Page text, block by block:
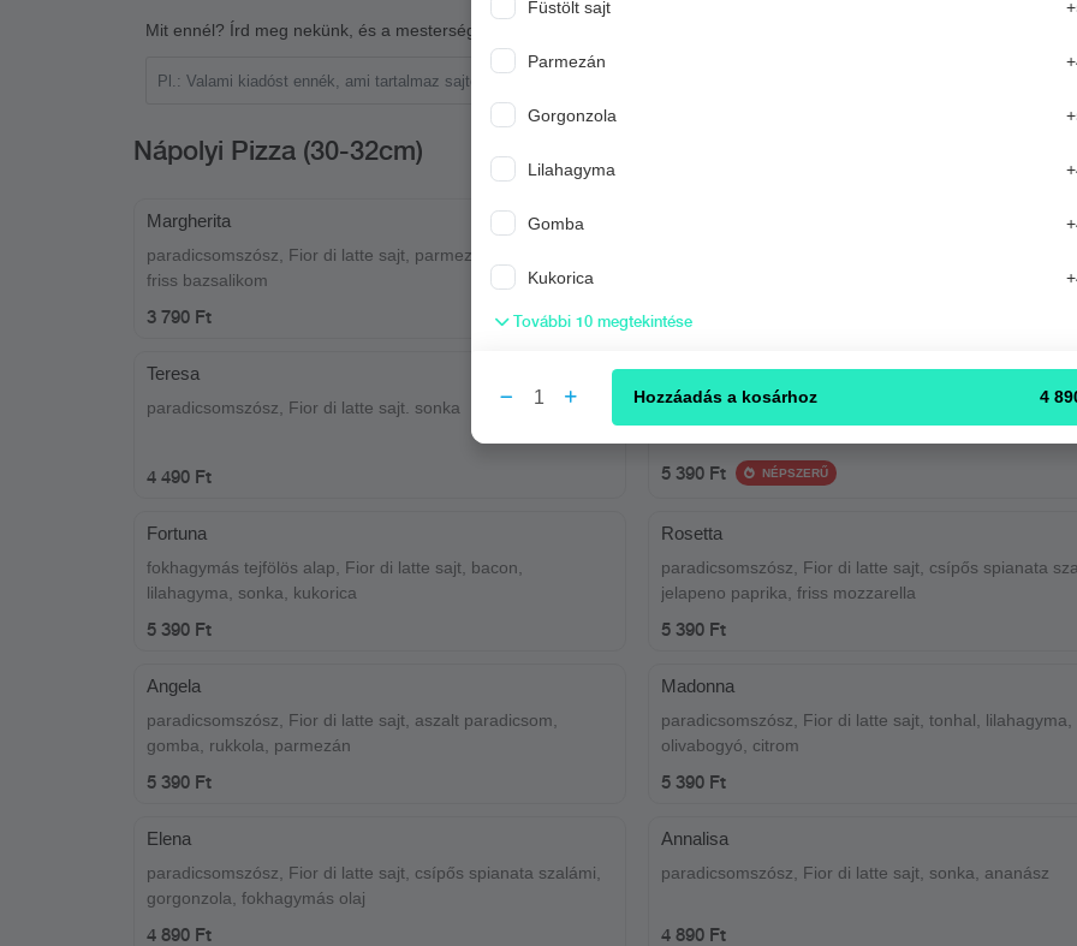
Mit ennél? Írd meg nekünk, és a mesterséges intelligencia ajánl ennek megfelelően.
Nápolyi Pizza (30-32cm)
Margherita
paradicsomszósz, Fior di latte sajt, parmezán, oliva olaj,
friss bazsalikom
3 790 Ft 4 490 Ft
Teresa
paradicsomszósz, Fior di latte sajt. sonka
4 490 Ft
Florentina
paradicsomszósz, Fior di latte sajt, friss mozzarella,
5 390 Ft NÉPSZERŰ
Fortuna
fokhagymás tejfölös alap, Fior di latte sajt, bacon,
lilahagyma, sonka, kukorica
5 390 Ft
Rosetta
paradicsomszósz, Fior di latte sajt, csípős spianata
jelapeno paprika, friss mozzarella
5 390 Ft
Angela
paradicsomszósz, Fior di latte sajt, aszalt paradicsom,
gomba, rukkola, parmezán
5 390 Ft
Madonna
paradicsomszósz, Fior di latte sajt, tonhal, lilahagyma,
olivabogyó, citrom
5 390 Ft
Elena
paradicsomszósz, Fior di latte sajt, csípős spianata szalámi,
gorgonzola, fokhagymás olaj
4 890 Ft
Annalisa
paradicsomszósz, Fior di latte sajt, sonka, ananász
4 890 Ft
Füstölt sajt
Parmezán
Gorgonzola
Lilahagyma
Gomba
Kukorica
További 10 megtekintése
1 Hozzáadás a kosárhoz 4